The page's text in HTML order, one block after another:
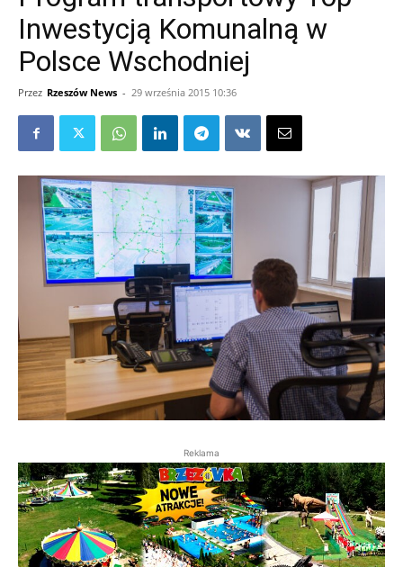
Inwestycją Komunalną w
Polsce Wschodniej
Przez Rzeszów News - 29 września 2015 10:36
Reklama